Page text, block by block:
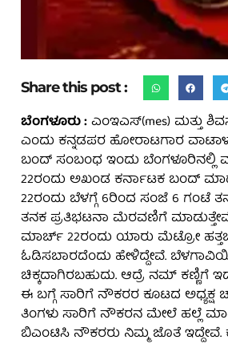
Share this post :
ಬೆಂಗಳೂರು :ಎಂಇಎಸ್(mes) ಮತ್ತು
ಎಂದು ಕನ್ನಡಪರ ಹೋರಾಟಗಾರ
ಬಂದ್ ಸಂಬಂಧ ಇಂದು ಬೆಂಗಳೂರಿನಲ್ಲಿ
22ರಂದು ಅಖಂಡ ಕರ್ನಾಟಕ ಬಂದ್​
22ರಂದು ಬೆಳಗ್ಗೆ 6ರಿಂದ ಸಂಜೆ 6 ಗಂಟೆ
ತನಕ ಪ್ರತಿಭಟನಾ ಮೆರವಣಿಗೆ
ಮಾರ್ಚ್ 22ರಂದು ಯಾರು ಮೆಟ್ರೋ
ಓಡಿಸಬಾರದೆಂದು ಹೇಳಿದ್ದೇವೆ.
ಚಿಕ್ಕದಾಗಿರಬಹುದು. ಆದ್ರೆ ನಮ್ ಕಣ್ಣಿಗೆ
ಈ ಬಗ್ಗೆ ಸಾರಿಗೆ ನೌಕರರ ಕೂಟದ
ತಿಂಗಳು ಸಾರಿಗೆ ನೌಕರನ ಮೇಲೆ ಹಲ್ಲೆ
ಬಿಎಂಟಿಸಿ ನೌಕರರು ನಿಮ್ಮ ಜೊತೆ